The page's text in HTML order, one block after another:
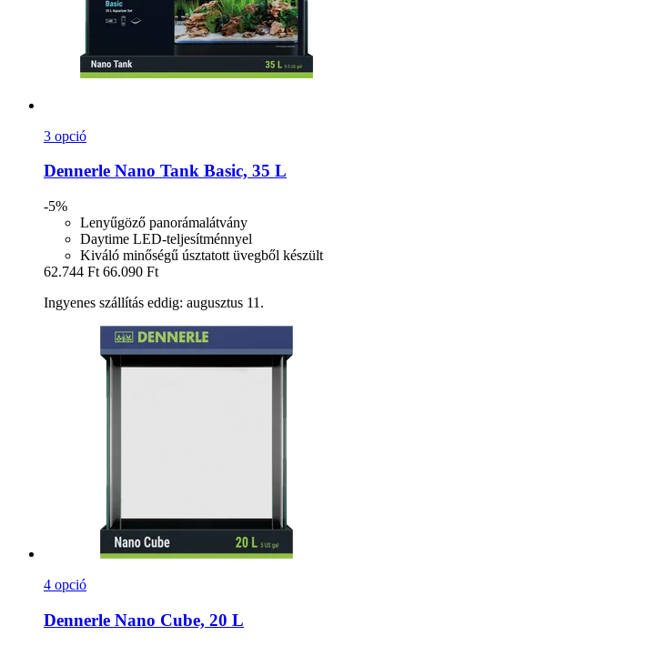
3 opció
Dennerle Nano Tank Basic, 35 L
-5%
Lenyűgöző panorámalátvány
Daytime LED-teljesítménnyel
Kiváló minőségű úsztatott üvegből készült
62.744 Ft 66.090 Ft
Ingyenes szállítás eddig: augusztus 11.
4 opció
Dennerle Nano Cube, 20 L